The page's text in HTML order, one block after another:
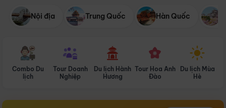
Nội địa Trung Quốc Hàn Quốc
Combo Du
lịch
Tour Doanh
Nghiệp
Du lịch Hành
Hương
Tour Hoa Anh
Đào
Du lịch Mùa
Hè